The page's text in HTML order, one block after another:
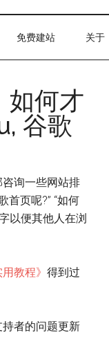
免费建站 关于
如何才
谷歌
咨询一些网站排
首页呢?” “如何
以便其他人在浏
教程》 得到过
者的问题更新